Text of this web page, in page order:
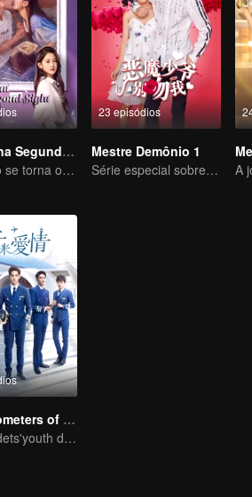
O Amor na Segunda Visão
O coitado se torna o CEO dominador e persegue seu primeiro amor
23 episódios
Mestre Demônio 1
Série especial sobre presidente arrogante e jovem que trata e destrata
Nine Kilometers of Love
Flight cadets'youth dream-driven journey